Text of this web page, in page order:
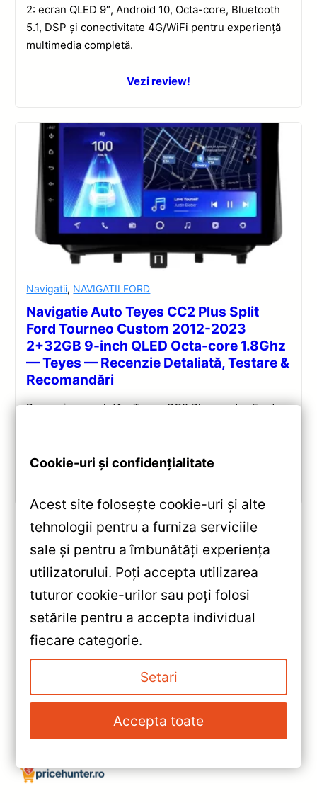
2: ecran QLED 9″, Android 10, Octa-core, Bluetooth
5.1, DSP și conectivitate 4G/WiFi pentru experiență
multimedia completă.
Vezi review!
Navigatii, NAVIGATII FORD
Navigatie Auto Teyes CC2 Plus Split
Ford Tourneo Custom 2012-2023
2+32GB 9-inch QLED Octa-core 1.8Ghz
— Teyes — Recenzie Detaliată, Testare &
Recomandări
Recenzie completă a Teyes CC2 Plus pentru Ford
«Navigație Auto Teyes X1 9”
(2+32GB) pentru Volkswagen
New Beetle — Recenzie
Detaliată & Recomandări
Navigație Auto Honda HR-V
2015-2022 9″ QLED 4+64GB
Octa-core — Teyes CC3 —
Recenzie Detaliată, Testare &
Recomandări
Cookie-uri și confidențialitate
Acest site folosește cookie-uri și alte
tehnologii pentru a furniza serviciile
sale și pentru a îmbunătăți experiența
utilizatorului. Poți accepta utilizarea
tuturor cookie-urilor sau poți folosi
setările pentru a accepta individual
fiecare categorie.
Setari
Accepta toate